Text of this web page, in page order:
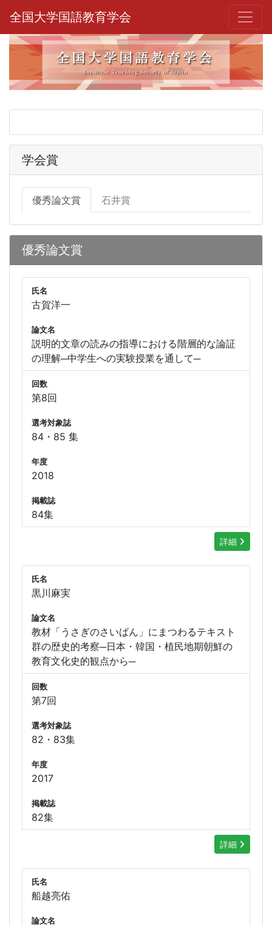
全国大学国語教育学会
学会賞
優秀論文賞 石井賞
優秀論文賞
氏名
古賀洋一
論文名
説明的文章の読みの指導における階層的な論証
の理解─中学生への実験授業を通して─
回数
第8回
選考対象誌
84・85 集
年度
2018
掲載誌
84集
詳細
氏名
黒川麻実
論文名
教材「うさぎのさいばん」にまつわるテキスト
群の歴史的考察─日本・韓国・植民地期朝鮮の
教育文化史的観点から─
回数
第7回
選考対象誌
82・83集
年度
2017
掲載誌
82集
詳細
氏名
船越亮佑
論文名